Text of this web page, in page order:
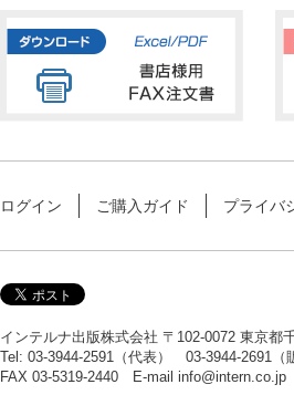
ログイン ご購入ガイド プライバ
インテルナ出版株式会社 〒102-0072 東京都
Tel: 03-3944-2591（代表） 03-3944-2691（
FAX 03-5319-2440 E-mail info@intern.co.jp